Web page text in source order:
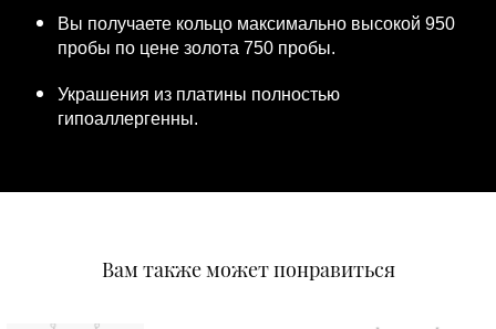
Вы получаете кольцо максимально высокой 950
пробы по цене золота 750 пробы.
Украшения из платины полностью
гипоаллергенны.
Вам также может понравиться